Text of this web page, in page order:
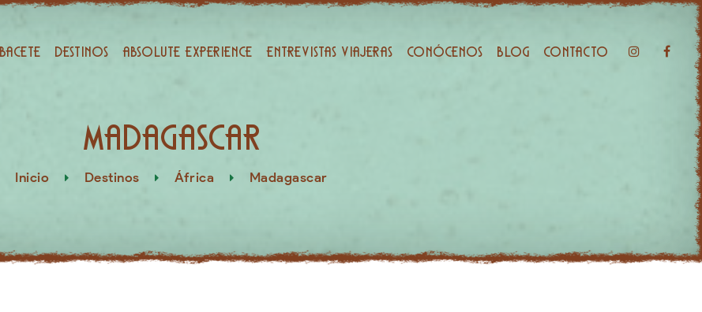
Destinos Absolute Experience Entrevistas viajeras Conócenos Blog Contacto
Madagascar
Inicio Destinos África Madagascar